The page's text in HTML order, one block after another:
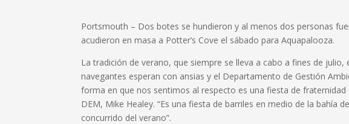
Portsmouth – Dos botes se hundieron y al menos dos personas
acudieron en masa a Potter’s Cove el sábado para Aquapalooza.
La tradición de verano, que siempre se lleva a cabo a fines de julio,
navegantes esperan con ansias y el Departamento de Gestión
forma en que nos sentimos al respecto es una fiesta de
DEM, Mike Healey. “Es una fiesta de barriles en medio de la bahía
concurrido del verano”.